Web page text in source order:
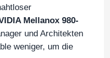
Mellanox 980-
und Architekten
weniger, um die